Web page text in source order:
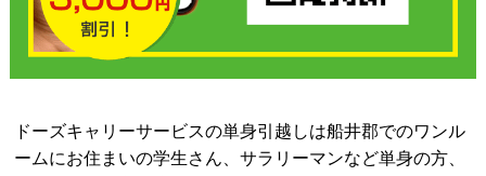
ドーズキャリーサービスの単身引越しは船井郡でのワンル
ームにお住まいの学生さん、サラリーマンなど単身の方、